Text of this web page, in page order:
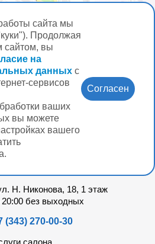
сайта мы
Продолжая
сайтом, вы
на
данных с
сервисов
ваших
вы можете
вашего
Согласен
клинике микрохирургии
Н. Никонова, 18, 1 этаж
без выходных
(343) 270-00-30